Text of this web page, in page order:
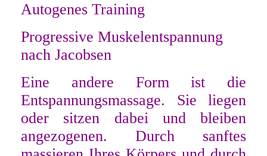
Autogenes Training
Progressive Muskelentspannung
nach Jacobsen
Eine andere Form ist die
Entspannungsmassage. Sie liegen
oder sitzen dabei und bleiben
angezogenen. Durch sanftes